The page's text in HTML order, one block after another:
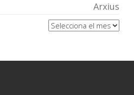
Arxius
Arxius